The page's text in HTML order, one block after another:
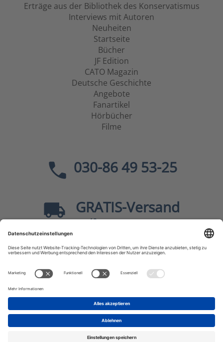
Erträge aus der Bibliothek des Konservatismus
Interviews mit Autoren
Neuheiten
Startseite
Bücher
JF Edition
CATO Magazin
Deutsche Geschichte
Angebote
Fanartikel
Hörbücher
Filme
030-86 49 53-25
GRATIS-Versand
40
Sicher dank SSL
* Alle Preiseinkl. MwSt., zzgl.Versandkosten
JF-Buchdienst – Aktuelle Bücher zu Politik, Geschichte,